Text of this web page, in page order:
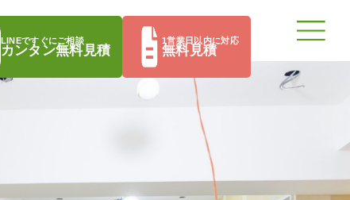
LINEですぐにご相談
カンタン無料見積
1営業日以内に対応
無料見積